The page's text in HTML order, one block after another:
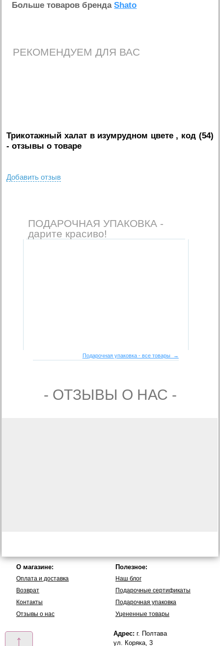
Больше товаров брендаShato
РЕКОМЕНДУЕМ ДЛЯ ВАС
Трикотажный халат в изумрудном цвете , код (54)
- отзывы о товаре
Добавить отзыв
ПОДАРОЧНАЯ УПАКОВКА -
дарите красиво!
Подарочная упаковка - все товары →
- ОТЗЫВЫ О НАС -
↑
О магазине:
Оплата и доставка
Возврат
Контакты
Отзывы о нас
Полезное:
Наш блог
Подарочные сертификаты
Подарочная упаковка
Уцененные товары
Адрес: г. Полтава
ул. Коряка, 3